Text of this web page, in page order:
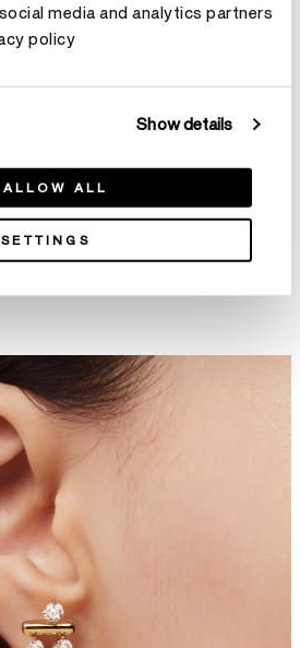
media and analytics partners
policy
Show details
ALLOW ALL
SETTINGS
耳環
Aerial Open Sunburst 鑽石耳夾